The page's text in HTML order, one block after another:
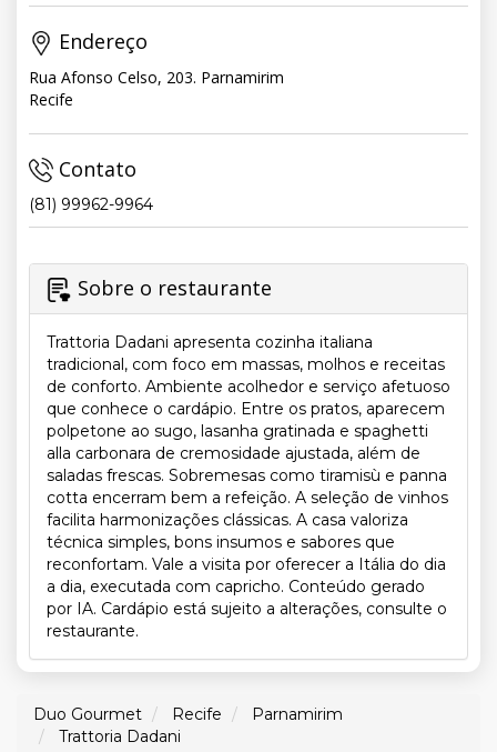
Endereço
Rua Afonso Celso, 203. Parnamirim
Recife
Contato
(81) 99962-9964
Sobre o restaurante
Trattoria Dadani apresenta cozinha italiana
tradicional, com foco em massas, molhos e receitas
de conforto. Ambiente acolhedor e serviço afetuoso
que conhece o cardápio. Entre os pratos, aparecem
polpetone ao sugo, lasanha gratinada e spaghetti
alla carbonara de cremosidade ajustada, além de
saladas frescas. Sobremesas como tiramisù e panna
cotta encerram bem a refeição. A seleção de vinhos
facilita harmonizações clássicas. A casa valoriza
técnica simples, bons insumos e sabores que
reconfortam. Vale a visita por oferecer a Itália do dia
a dia, executada com capricho. Conteúdo gerado
por IA. Cardápio está sujeito a alterações, consulte o
restaurante.
Duo Gourmet Recife
Parnamirim
Trattoria Dadani